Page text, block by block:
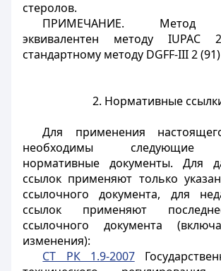
стеролов.
ПРИМЕЧАНИЕ. Метод
эквивалентен методу IUPAC
стандартному методу DGFF-III 2
2. Нормативные
Для применения
необходимы следующие
нормативные документы. Для
ссылок применяют только
ссылочного документа, для
ссылок применяют
ссылочного документа
изменения):
СТ РК 1.9-2007